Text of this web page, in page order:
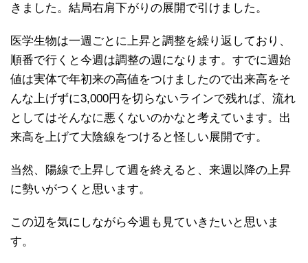
きました。結局右肩下がりの展開で引けました。
医学生物は一週ごとに上昇と調整を繰り返しており、
順番で行くと今週は調整の週になります。すでに週始
値は実体で年初来の高値をつけましたので出来高をそ
んな上げずに3,000円を切らないラインで残れば、流れ
としてはそんなに悪くないのかなと考えています。出
来高を上げて大陰線をつけると怪しい展開です。
当然、陽線で上昇して週を終えると、来週以降の上昇
に勢いがつくと思います。
この辺を気にしながら今週も見ていきたいと思いま
す。